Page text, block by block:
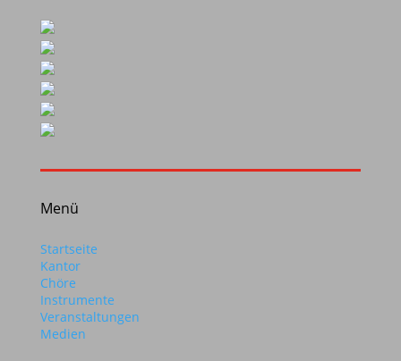
Menü
Startseite
Kantor
Chöre
Instrumente
Veranstaltungen
Medien